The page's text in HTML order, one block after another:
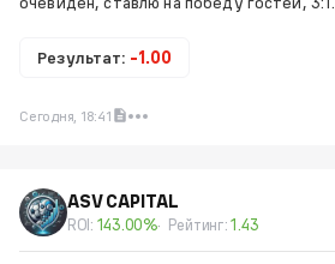
Результат: -1.00
Сегодня, 18:41
ASV CAPITAL
ROI: 143.00% Рейтинг:1.43